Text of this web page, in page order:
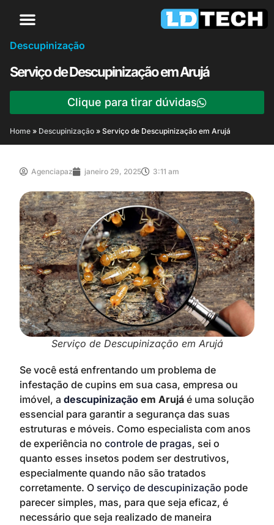
Descupinização
Serviço de Descupinização em Arujá
Clique para tirar dúvidas
Home » Descupinização » Serviço de Descupinização em Arujá
Agenciapaz janeiro 29, 2025 3:11 am
Serviço de Descupinização em Arujá
Se você está enfrentando um problema de
infestação de cupins em sua casa, empresa ou
imóvel, a descupinização em Arujá é uma solução
essencial para garantir a segurança das suas
estruturas e móveis. Como especialista com anos
de experiência no controle de pragas, sei o
quanto esses insetos podem ser destrutivos,
especialmente quando não são tratados
corretamente. O serviço de descupinização pode
parecer simples, mas, para que seja eficaz, é
necessário que seja realizado de maneira